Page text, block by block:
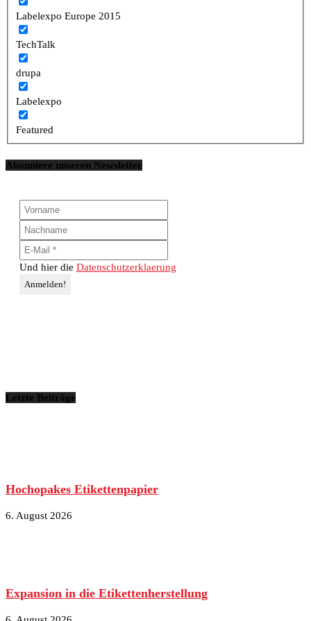
Labelexpo Europe 2015
TechTalk
drupa
Labelexpo
Featured
Abonniere unseren Newsletter
Und hier die Datenschutzerklaerung
Letzte Beiträge
Hochopakes Etikettenpapier
6. August 2026
Expansion in die Etikettenherstellung